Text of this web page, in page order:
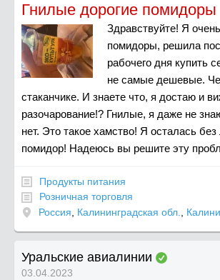
Гнилые дорогие помидоры
Здравствуйте! Я
помидоры, решила
рабочего дня купить
не самые дешевые.
стаканчике. И знаете что, я достаю и
разочарование!? Гнилые, я даже не
нет. Это такое хамство! Я осталась
помидор! Надеюсь вы решите эту
Продукты питания
Розничная торговля
Россия
Калининградская обл.
Уральские авиалинии
03.04.2023